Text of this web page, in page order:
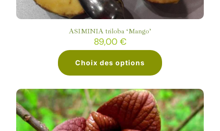
ASIMINIA triloba ‘Mango’
89,00 €
Choix des options
produit
a
plusieurs
variations.